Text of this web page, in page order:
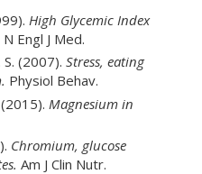
High Glycemic Index
N Engl J Med.
S. (2007). Stress, eating
Physiol Behav.
Magnesium in
Chromium, glucose
Am J Clin Nutr.